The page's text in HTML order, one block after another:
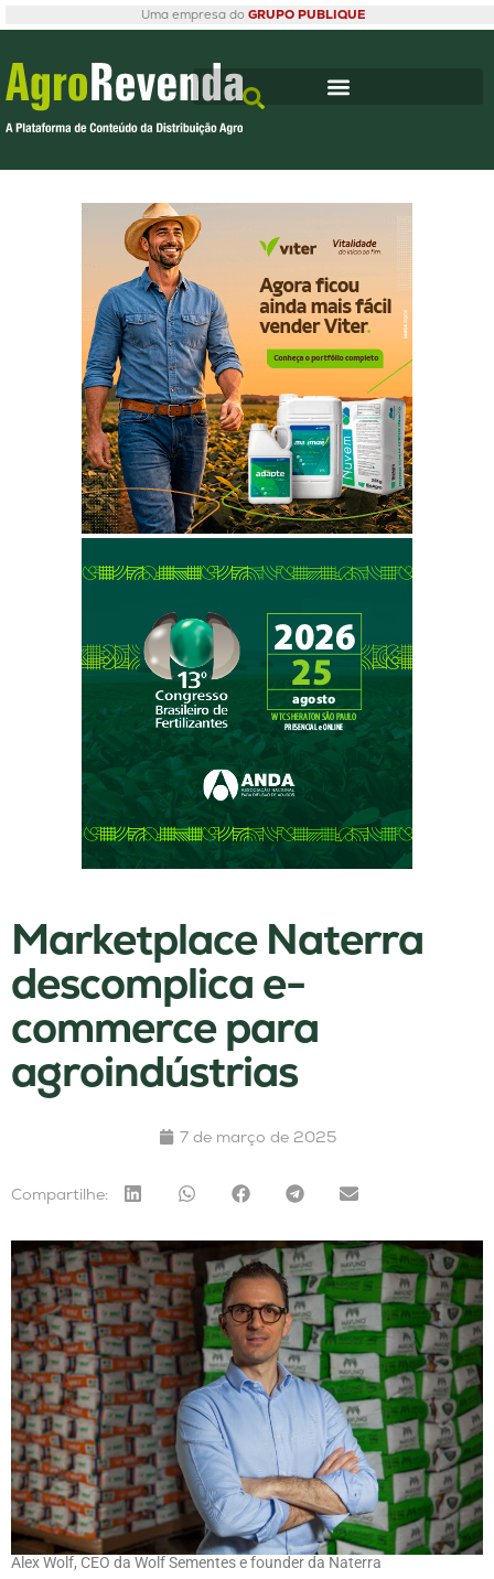
Uma empresa do GRUPO PUBLIQUE
Marketplace Naterra
descomplica e-
commerce para
agroindústrias
7 de março de 2025
Compartilhe:
Alex Wolf, CEO da Wolf Sementes e founder da Naterra